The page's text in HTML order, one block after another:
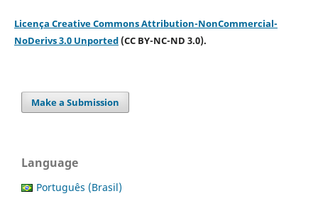
Licença Creative Commons Attribution-NonCommercial-
NoDerivs 3.0 Unported(CC BY-NC-ND 3.0).
Make a Submission
Language
Português (Brasil)